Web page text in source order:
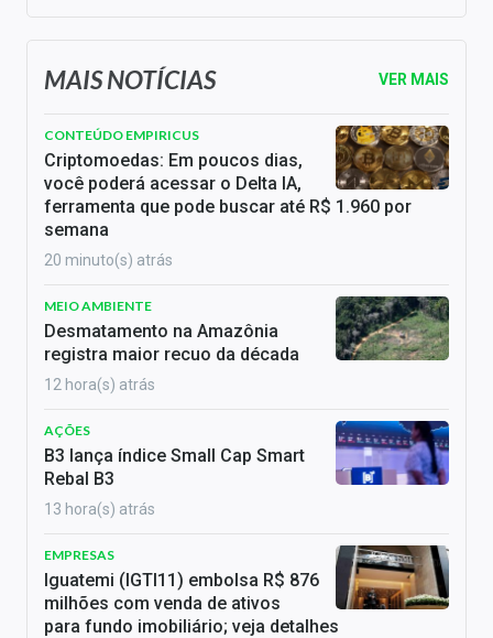
MAIS NOTÍCIAS VER MAIS
CONTEÚDO EMPIRICUS
Criptomoedas: Em poucos dias,
você poderá acessar o Delta IA,
ferramenta que pode buscar até R$ 1.960 por
semana
20 minuto(s) atrás
MEIO AMBIENTE
Desmatamento na Amazônia
registra maior recuo da década
12 hora(s) atrás
AÇÕES
B3 lança índice Small Cap Smart
Rebal B3
13 hora(s) atrás
EMPRESAS
Iguatemi (IGTI11) embolsa R$ 876
milhões com venda de ativos
para fundo imobiliário; veja detalhes